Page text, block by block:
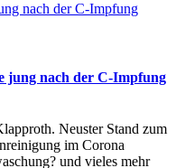
nach der C-Impfung
jung nach der C-Impfung